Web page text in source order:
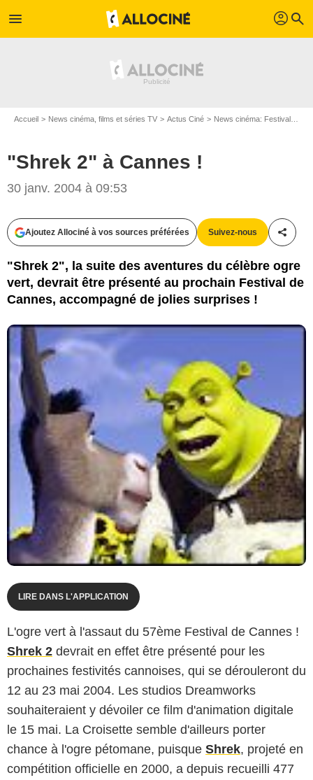
menu profil search
Accueil News cinéma, films et séries TV Actus Ciné News cinéma: Festivals
"Shrek 2" à Cannes !
30 janv. 2004 à 09:53
Ajoutez Allociné à vos sources préférées Suivez-nous
"Shrek 2", la suite des aventures du célèbre ogre
vert, devrait être présenté au prochain Festival de
Cannes, accompagné de jolies surprises !
LIRE DANS L'APPLICATION
L'ogre vert à l'assaut du 57ème Festival de Cannes !
Shrek 2 devrait en effet être présenté pour les
prochaines festivités cannoises, qui se dérouleront du
12 au 23 mai 2004. Les studios Dreamworks
souhaiteraient y dévoiler ce film d'animation digitale
le 15 mai. La Croisette semble d'ailleurs porter
chance à l'ogre pétomane, puisque Shrek, projeté en
compétition officielle en 2000, a depuis recueilli 477